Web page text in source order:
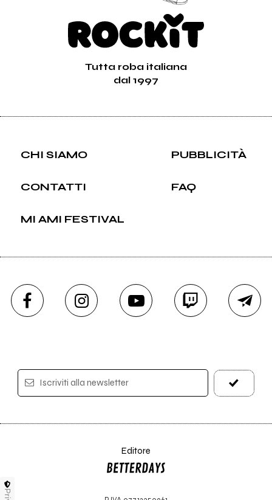
Tutta roba italiana
dal 1997
CHI SIAMO PUBBLICITÀ
CONTATTI FAQ
MI AMI FESTIVAL
Iscriviti alla newsletter
Editore